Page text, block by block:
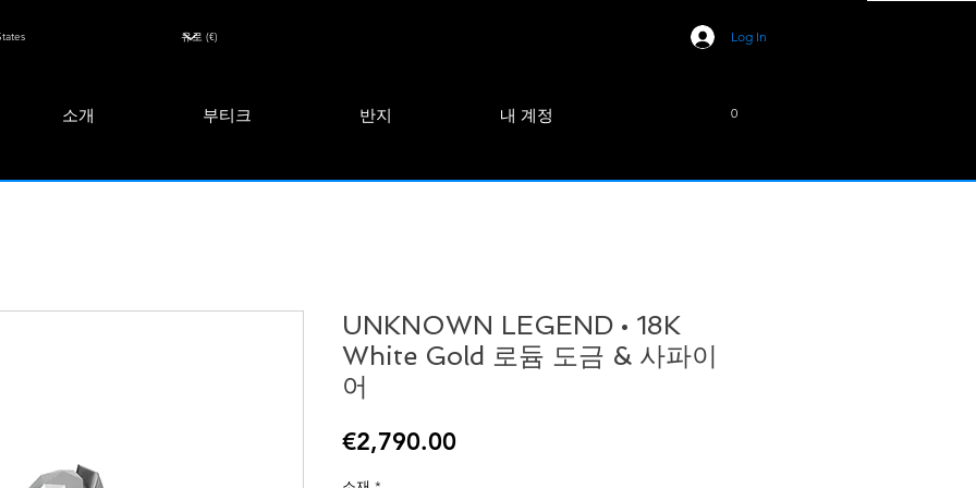
소개 부티크 반지 내 계정
Log In
0
UNKNOWN LEGEND • 18K
White Gold 로듐 도금 & 사파이
어
€2,790.00Price